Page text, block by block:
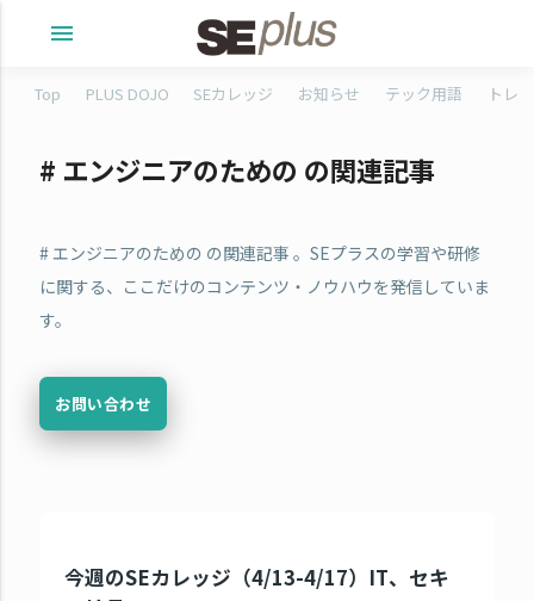
menu
Top PLUS DOJO SEカレッジ お知らせ テック用語 トレ
# エンジニアのための の関連記事
# エンジニアのための の関連記事 。SEプラスの学習や研修
に関する、ここだけのコンテンツ・ノウハウを発信していま
す。
お問い合わせ
今週のSEカレッジ（4/13-4/17）IT、セキ